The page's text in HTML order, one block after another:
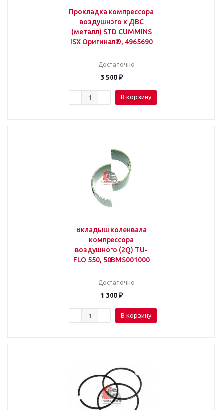
Прокладка компрессора
воздушного к ДВС
(металл) STD CUMMINS
ISX Оригинал®, 4965690
Достаточно
3 500₽
В корзину
Вкладыш коленвала
компрессора
воздушного (2Q) TU-
FLO 550, 50BMS001000
Достаточно
1 300₽
В корзину